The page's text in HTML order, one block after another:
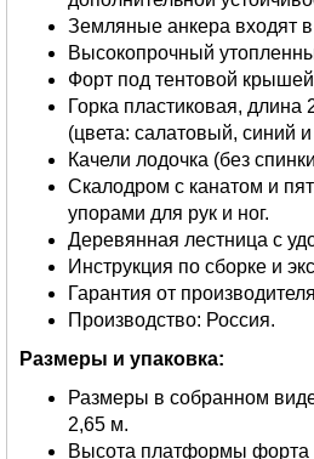
Земляные анкера входят
Высокопрочный
Форт под тентовой
Горка пластиковая, длина
(цвета: салатовый, синий
Качели лодочка (без
Скалодром с канатом и
упорами для рук и ног.
Деревянная лестница с
Инструкция по сборке и
Гарантия от
Производство: Россия.
Размеры и упаковка:
Размеры в собранном
2,65 м.
Высота платформы форта